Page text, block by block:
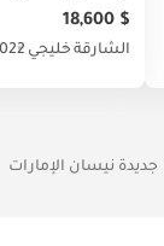
$ 18,600
الشارقة خليجي
جديدة نيسان الإمارات